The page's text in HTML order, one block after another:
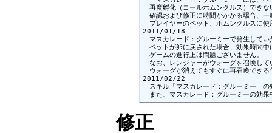
再度孵化（コールホムンクルス）できな
確認および修正に時間がかかる場合、一
プレイヤーのペット、ホムンクルスに使
2011/01/18
マスカレード：グルーミーで発生してい
ペットが卵に戻された場合、効果時間中
ゲームの進行上は問題ございません。
なお、レンジャーがウォーグを召喚して
ウォーグが消えてもすぐに再召喚できる
2011/02/22
スキル「マスカレード：グルーミー」の
また、マスカレード：グルーミーの効果
修正